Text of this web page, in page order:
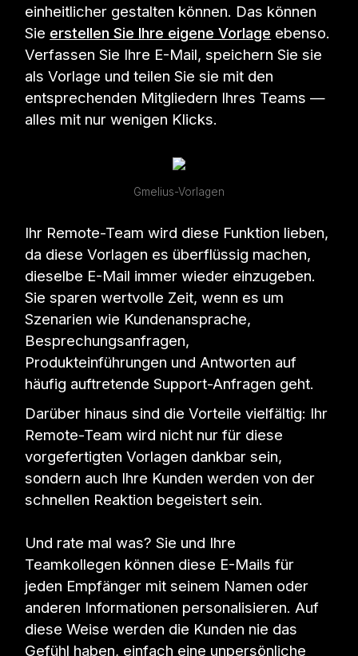
einheitlicher gestalten können. Das können
Sie erstellen Sie Ihre eigene Vorlage ebenso.
Verfassen Sie Ihre E-Mail, speichern Sie sie
als Vorlage und teilen Sie sie mit den
entsprechenden Mitgliedern Ihres Teams —
alles mit nur wenigen Klicks.
Gmelius-Vorlagen
Ihr Remote-Team wird diese Funktion lieben,
da diese Vorlagen es überflüssig machen,
dieselbe E-Mail immer wieder einzugeben.
Sie sparen wertvolle Zeit, wenn es um
Szenarien wie Kundenansprache,
Besprechungsanfragen,
Produkteinführungen und Antworten auf
häufig auftretende Support-Anfragen geht.
Darüber hinaus sind die Vorteile vielfältig: Ihr
Remote-Team wird nicht nur für diese
vorgefertigten Vorlagen dankbar sein,
sondern auch Ihre Kunden werden von der
schnellen Reaktion begeistert sein.
Und rate mal was? Sie und Ihre
Teamkollegen können diese E-Mails für
jeden Empfänger mit seinem Namen oder
anderen Informationen personalisieren. Auf
diese Weise werden die Kunden nie das
Gefühl haben, einfach eine unpersönliche